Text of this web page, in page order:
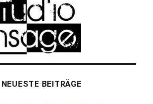
NEUESTE BEITRÄGE